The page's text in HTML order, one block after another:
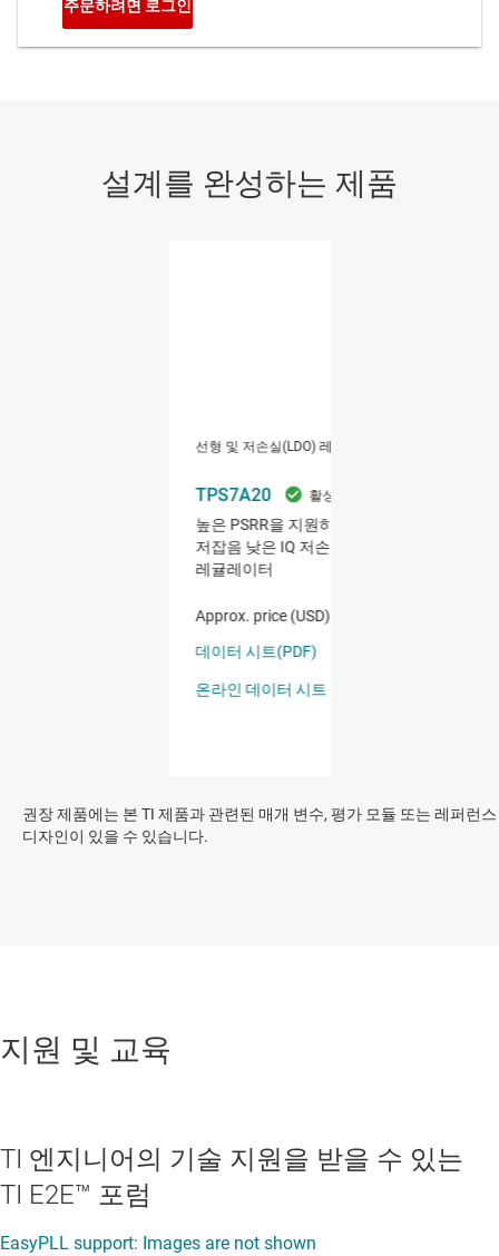
권장 제품에는 본 TI 제품과 관련된 매개 변수, 평가 모듈 또는 레퍼런스
디자인이 있을 수 있습니다.
지원 및 교육
TI 엔지니어의 기술 지원을 받을 수 있는
TI E2E™ 포럼